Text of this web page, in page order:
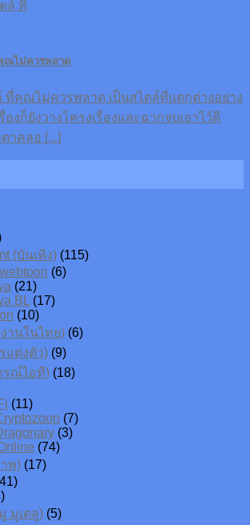
ณไม่ควรพลาด
ที่คุณไม่ควรพลาด เป็นสไตล์ที่แตกต่างอย่าง
งก็ยังวางโครงเรื่องและฉากจบเอาไว้ดี
าคลอ [...]
(บันเทิง) (115)
(6)
(21)
BL (17)
(10)
งานในไทย) (6)
แต่งตัว) (9)
รณ์ไอที) (18)
(11)
(7)
(3)
(74)
พ) (17)
มูเตลู) (5)